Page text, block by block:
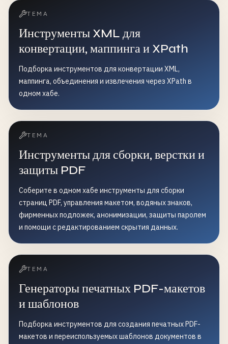
ТЕМА
Инструменты XML для
конвертации, маппинга и XPath
Подборка инструментов для конвертации XML,
маппинга, объединения и извлечения через XPath в
одном хабе.
ТЕМА
Инструменты для сборки, верстки и
защиты PDF
Соберите в одном хабе инструменты для сборки
страниц PDF, управления макетом, водяных знаков,
фирменных подложек, анонимизации, защиты паролем
и помощи с редактированием скрытия данных.
ТЕМА
Генераторы печатных PDF-макетов
и шаблонов
Подборка инструментов для создания печатных PDF-
макетов и переиспользуемых шаблонов документов в